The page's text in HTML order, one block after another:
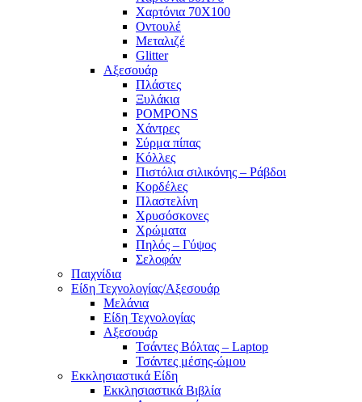
Χαρτόνια 70Χ100
Οντουλέ
Μεταλιζέ
Glitter
Αξεσουάρ
Πλάστες
Ξυλάκια
POMPONS
Χάντρες
Σύρμα πίπας
Κόλλες
Πιστόλια σιλικόνης – Ράβδοι
Κορδέλες
Πλαστελίνη
Χρυσόσκονες
Χρώματα
Πηλός – Γύψος
Σελοφάν
Παιχνίδια
Είδη Τεχνολογίας/Αξεσουάρ
Μελάνια
Είδη Τεχνολογίας
Αξεσουάρ
Τσάντες Βόλτας – Laptop
Τσάντες μέσης-ώμου
Εκκλησιαστικά Είδη
Εκκλησιαστικά Βιβλία